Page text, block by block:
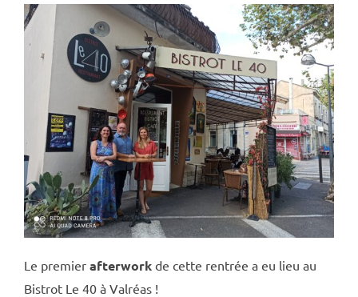
Le premier afterworkde cette rentrée a eu lieu au
Bistrot Le 40à Valréas !